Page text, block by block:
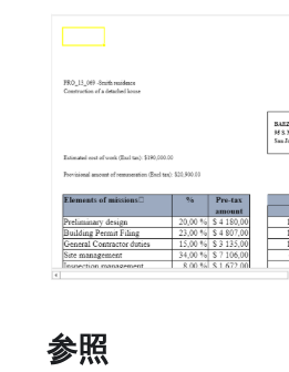
参照